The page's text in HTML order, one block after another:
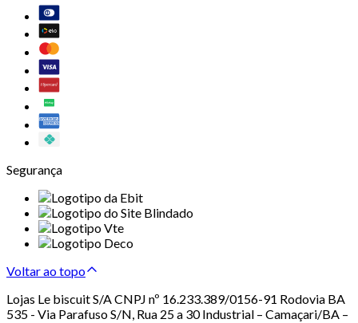
Segurança
Voltar ao topo
Lojas Le biscuit S/A CNPJ nº 16.233.389/0156-91 Rodovia BA
535 - Via Parafuso S/N, Rua 25 a 30 Industrial – Camaçari/BA –